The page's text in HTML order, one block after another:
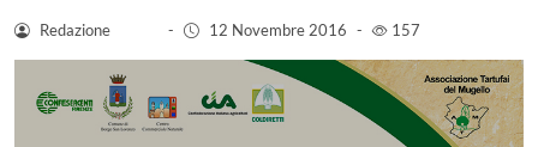
Redazione - 12 Novembre 2016 - 157